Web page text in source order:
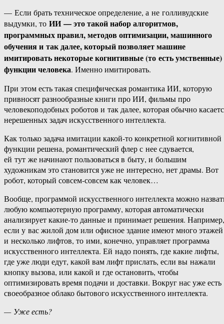
— Если брать техническое определение, а не голливудские
выдумки, то ИИ — это такой набор алгоритмов,
программных правил, методов оптимизации, машинного
обучения и так далее, который позволяет машине
имитировать некоторые когнитивные (то есть умственные)
функции человека. Именно имитировать.
При этом есть такая специфическая романтика ИИ, которую
привносят разнообразные книги про ИИ, фильмы про
человекоподобных роботов и так далее, которая обычно
нерешенных задач искусственного интеллекта.
Как только задача имитации какой-то конкретной когнитивной
функции решена, романтический флер с нее сдувается,
ей тут же начинают пользоваться в быту, и большим
художникам это становится уже не интересно, нет драмы. Вот
робот, который совсем-совсем как человек…
Вообще, программой искусственного интеллекта можно
любую компьютерную программу, которая автоматически
анализирует какие-то данные и принимает решения. Например,
если у вас жилой дом или офисное здание имеют много этажей
и несколько лифтов, то ими, конечно, управляет программа
искусственного интеллекта. Ей надо понять, где какие лифты,
где уже люди едут, какой вам лифт прислать, если вы нажали
кнопку вызова, или какой и где остановить, чтобы
оптимизировать время подачи и доставки. Вокруг нас уже есть
своеобразное облако бытового искусственного интеллекта.
— Уже есть?